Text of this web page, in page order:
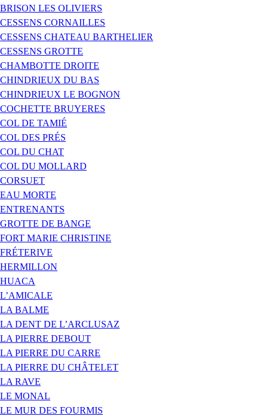
BRISON LES OLIVIERS
CESSENS CORNAILLES
CESSENS CHATEAU BARTHELIER
CESSENS GROTTE
CHAMBOTTE DROITE
CHINDRIEUX DU BAS
CHINDRIEUX LE BOGNON
COCHETTE BRUYERES
COL DE TAMIÉ
COL DES PRÉS
COL DU CHAT
COL DU MOLLARD
CORSUET
EAU MORTE
ENTRENANTS
GROTTE DE BANGE
FORT MARIE CHRISTINE
FRÉTERIVE
HERMILLON
HUACA
L’AMICALE
LA BALME
LA DENT DE L’ARCLUSAZ
LA PIERRE DEBOUT
LA PIERRE DU CARRE
LA PIERRE DU CHÂTELET
LA RAVE
LE MONAL
LE MUR DES FOURMIS